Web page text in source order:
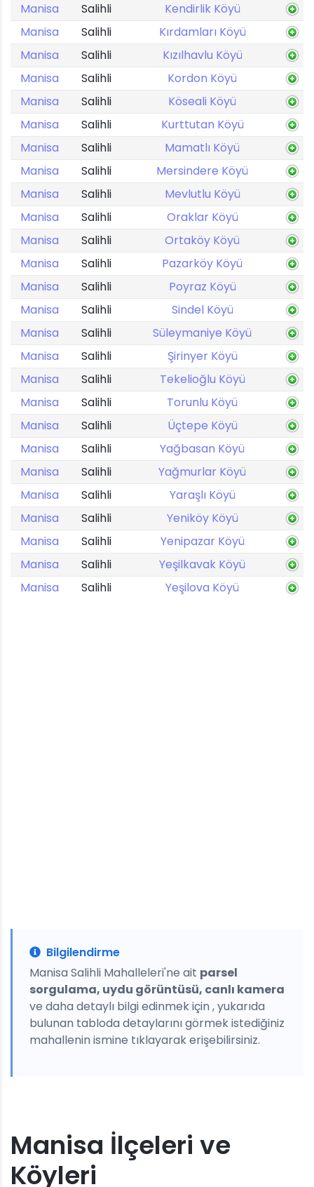
Manisa
Salihli
Kendirlik Köyü
Manisa
Salihli
Kırdamları Köyü
Manisa
Salihli
Kızılhavlu Köyü
Manisa
Salihli
Kordon Köyü
Manisa
Salihli
Köseali Köyü
Manisa
Salihli
Kurttutan Köyü
Manisa
Salihli
Mamatlı Köyü
Manisa
Salihli
Mersindere Köyü
Manisa
Salihli
Mevlutlu Köyü
Manisa
Salihli
Oraklar Köyü
Manisa
Salihli
Ortaköy Köyü
Manisa
Salihli
Pazarköy Köyü
Manisa
Salihli
Poyraz Köyü
Manisa
Salihli
Sindel Köyü
Manisa
Salihli
Süleymaniye Köyü
Manisa
Salihli
Şirinyer Köyü
Manisa
Salihli
Tekelioğlu Köyü
Manisa
Salihli
Torunlu Köyü
Manisa
Salihli
Üçtepe Köyü
Manisa
Salihli
Yağbasan Köyü
Manisa
Salihli
Yağmurlar Köyü
Manisa
Salihli
Yaraşlı Köyü
Manisa
Salihli
Yeniköy Köyü
Manisa
Salihli
Yenipazar Köyü
Manisa
Salihli
Yeşilkavak Köyü
Manisa
Salihli Yeşilova Köyü
Bilgilendirme
Manisa Salihli Mahalleleri'ne ait parsel
sorgulama, uydu görüntüsü, canlı kamera
ve daha detaylı bilgi edinmek için , yukarıda
bulunan tabloda detaylarını görmek istediğiniz
mahallenin ismine tıklayarak erişebilirsiniz.
Manisa İlçeleri ve
Köyleri